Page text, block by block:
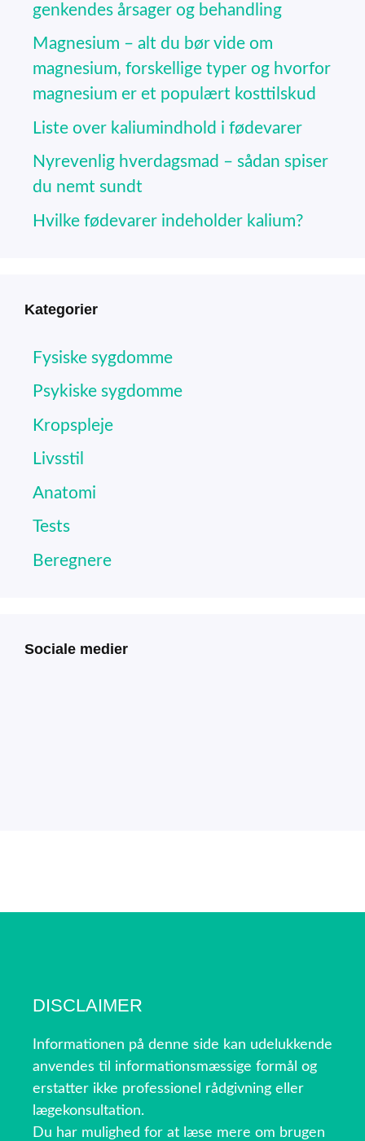
genkendes årsager og behandling
Magnesium – alt du bør vide om
magnesium, forskellige typer og hvorfor
magnesium er et populært kosttilskud
Liste over kaliumindhold i fødevarer
Nyrevenlig hverdagsmad – sådan spiser
du nemt sundt
Hvilke fødevarer indeholder kalium?
Kategorier
Fysiske sygdomme
Psykiske sygdomme
Kropspleje
Livsstil
Anatomi
Tests
Beregnere
Sociale medier
DISCLAIMER
Informationen på denne side kan udelukkende
anvendes til informationsmæssige formål og
erstatter ikke professionel rådgivning eller
lægekonsultation.
Du har mulighed for at læse mere om brugen